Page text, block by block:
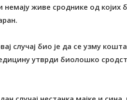
живе сроднике од којих
случај био је да се узму
утврди биолошко